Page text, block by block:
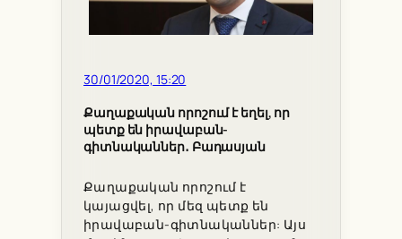
30/01/2020, 15:20
Քաղաքական որոշում է եղել, որ
պետք են իրավաբան-
գիտնականներ․ Բադասյան
Քաղաքական որոշում է
կայացվել, որ մեզ պետք են
իրավաբան-գիտնականներ: Այս